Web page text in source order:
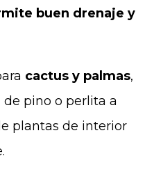
buen drenaje y
cactus y palmas,
pino o perlita a
plantas de interior